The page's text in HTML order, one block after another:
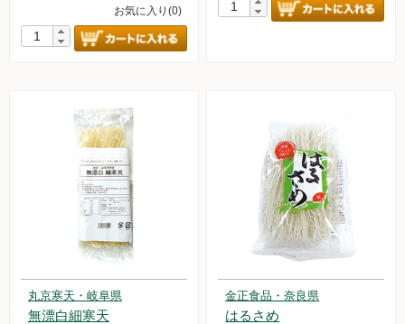
お気に入り(0)
丸京寒天・岐阜県
無漂白細寒天
金正食品・奈良県
はるさめ